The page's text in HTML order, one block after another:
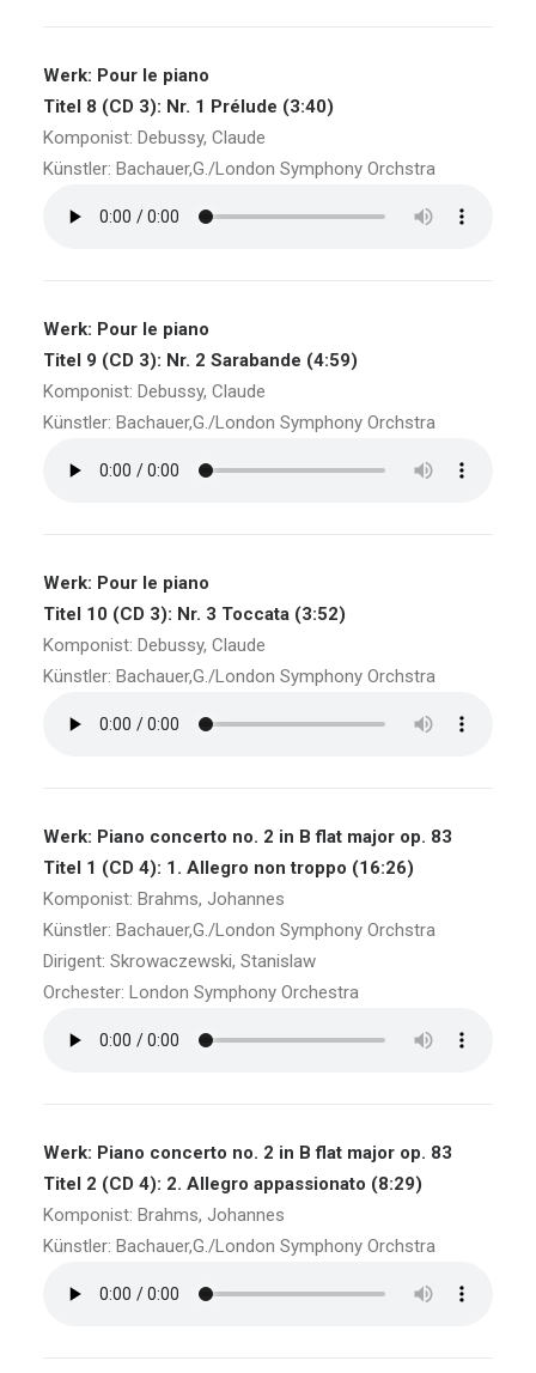
Werk: Pour le piano
Titel 8 (CD 3): Nr. 1 Prélude (3:40)
Komponist: Debussy, Claude
Künstler: Bachauer,G./London Symphony Orchstra
Werk: Pour le piano
Titel 9 (CD 3): Nr. 2 Sarabande (4:59)
Komponist: Debussy, Claude
Künstler: Bachauer,G./London Symphony Orchstra
Werk: Pour le piano
Titel 10 (CD 3): Nr. 3 Toccata (3:52)
Komponist: Debussy, Claude
Künstler: Bachauer,G./London Symphony Orchstra
Werk: Piano concerto no. 2 in B flat major op. 83
Titel 1 (CD 4): 1. Allegro non troppo (16:26)
Komponist: Brahms, Johannes
Künstler: Bachauer,G./London Symphony Orchstra
Dirigent: Skrowaczewski, Stanislaw
Orchester: London Symphony Orchestra
Werk: Piano concerto no. 2 in B flat major op. 83
Titel 2 (CD 4): 2. Allegro appassionato (8:29)
Komponist: Brahms, Johannes
Künstler: Bachauer,G./London Symphony Orchstra